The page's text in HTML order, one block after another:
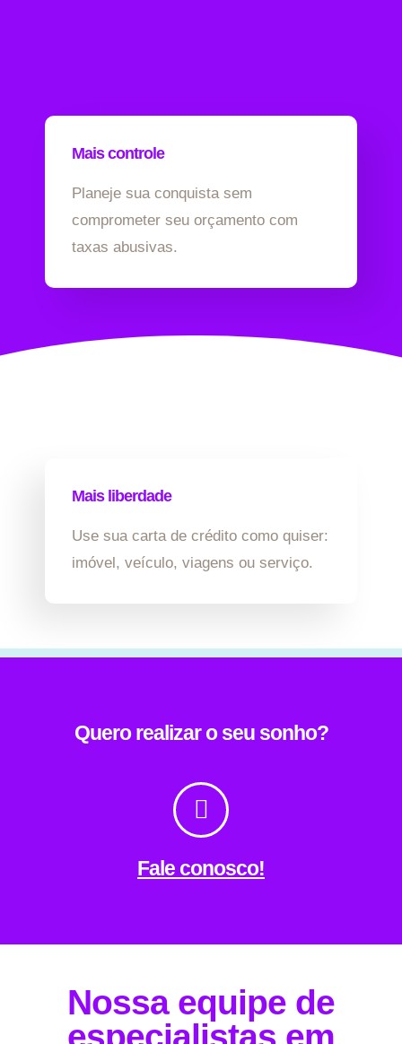
Mais controle
Planeje sua conquista sem
comprometer seu orçamento com
taxas abusivas.
Mais liberdade
Use sua carta de crédito como quiser:
imóvel, veículo, viagens ou serviço.
Quero realizar o seu sonho?
Fale conosco!
Nossa equipe de